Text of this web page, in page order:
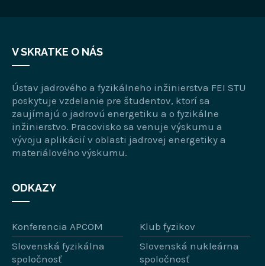
V SKRATKE O NÁS
Ústav jadrového a fyzikálneho inžinierstva FEI STU
poskytuje vzdelanie pre študentov, ktorí sa
zaujímajú o jadrovú energetiku a o fyzikálne
inžinierstvo. Pracovisko sa venuje výskumu a
vývoju aplikácií v oblasti jadrovej energetiky a
materiálového výskumu.
ODKAZY
Konferencia APCOM
Klub fyzikov
Slovenská fyzikálna
spoločnosť
Slovenská nukleárna
spoločnosť